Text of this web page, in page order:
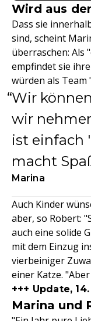
Wird aus
Dass sie
sind, scheint
überraschen: Als
empfindet sie
würden als
Wir
wir
ist einfach
macht
Marina
Auch Kinder
aber, so Robert:
auch eine solide
mit dem Einzug
vierbeiniger
einer Katze.
+++ Update,
Marina und